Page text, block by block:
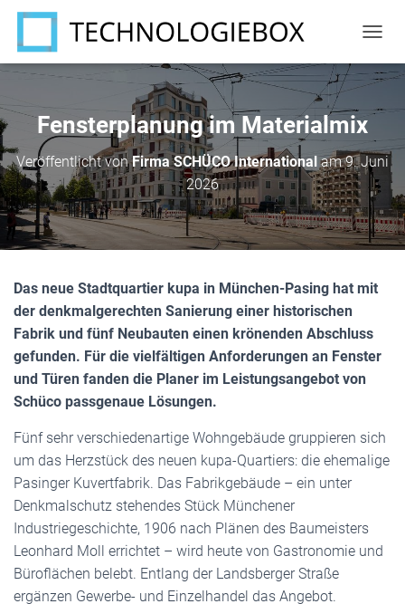
A
V
G
T
I
O
N
U
M
S
H
T
E
Fensterplanung im Materialmix
Veröffentlicht vonFirma SCHÜCO Internationalam9. Juni
2026
Das neue Stadtquartier kupa in München-Pasing hat mit
der denkmalgerechten Sanierung einer historischen
Fabrik und fünf Neubauten einen krönenden Abschluss
gefunden. Für die vielfältigen Anforderungen an Fenster
und Türen fanden die Planer im Leistungsangebot von
Schüco passgenaue Lösungen.
Fünf sehr verschiedenartige Wohngebäude gruppieren sich
um das Herzstück des neuen kupa-Quartiers: die ehemalige
Pasinger Kuvertfabrik. Das Fabrikgebäude – ein unter
Denkmalschutz stehendes Stück Münchener
Industriegeschichte, 1906 nach Plänen des Baumeisters
Leonhard Moll errichtet – wird heute von Gastronomie und
Büroflächen belebt. Entlang der Landsberger Straße
ergänzen Gewerbe- und Einzelhandel das Angebot.